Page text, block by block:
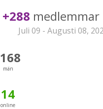
+288 medlemmar
Juli 09 - Augusti 08,
168
män
14
online